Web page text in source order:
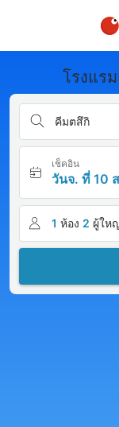
โรงแร
คีมตสึกิ
เช็คอิน
วันจ. ที่ 10
1 ห้อง 2 ผู้ให